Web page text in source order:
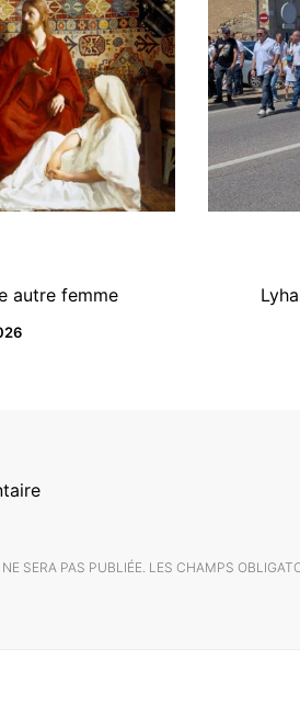
autre femme
SERA PAS PUBLIÉE. LES CHAMPS